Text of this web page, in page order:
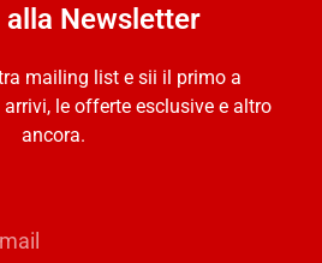
Newsletter
mailing list e sii il primo a
le offerte esclusive e altro
ancora.